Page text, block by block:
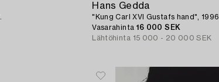
Hans Gedda
"Kung Carl XVI Gustafs hand", 1996.
Vasarahinta 16 000 SEK
Lähtöhinta 15 000 - 20 000 SEK